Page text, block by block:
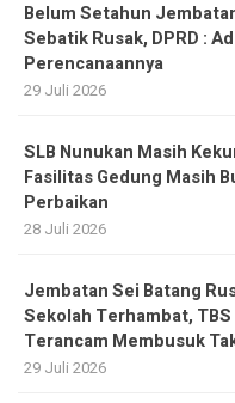
Belum Setahun
Sebatik Rusak, DPRD :
Perencanaannya
29 Juli 2026
SLB Nunukan Masih
Fasilitas Gedung Masih
Perbaikan
28 Juli 2026
Jembatan Sei Batang
Sekolah Terhambat,
Terancam Membusuk
29 Juli 2026